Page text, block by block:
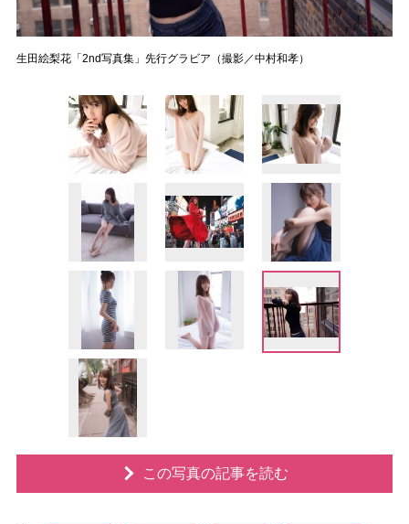
生田絵梨花「2nd写真集」先行グラビア（撮影／中村和孝）
この写真の記事を読む